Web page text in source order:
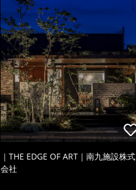
｜THE EDGE OF ART｜南九施設株式
会社